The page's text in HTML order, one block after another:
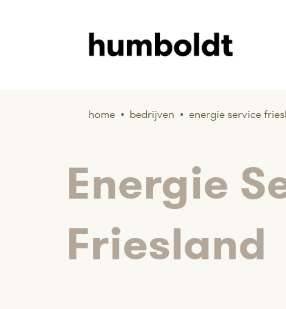
home • bedrijven • energie service
Energie
Friesland